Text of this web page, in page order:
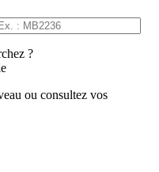
?
ou consultez vos